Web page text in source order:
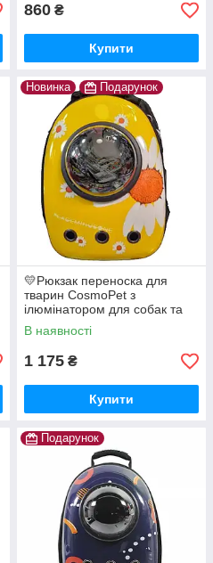
860 ₴
Купити
Новинка Подарунок
💛Рюкзак переноска для
тварин CosmoPet з
ілюмінатором для собак та
котів Жовта ромашка
В наявності
1 175 ₴
Купити
Подарунок